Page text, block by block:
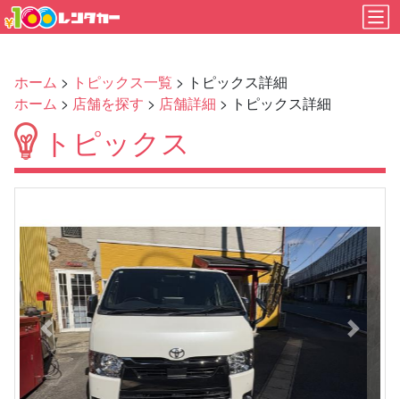
ホーム > トピックス一覧 > トピックス詳細
ホーム > 店舗を探す > 店舗詳細 > トピックス詳細
トピックス
Previous Next